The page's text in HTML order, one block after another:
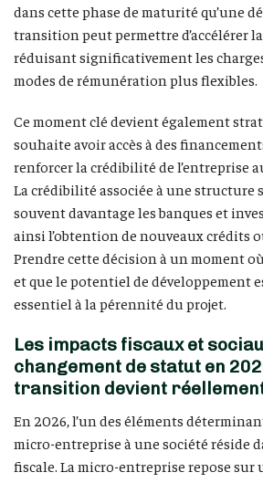
dans cette phase de maturité qu’une
transition peut permettre d’accélérer
réduisant significativement les
modes de rémunération plus flexibles.
Ce moment clé devient également
souhaite avoir accès à des
renforcer la crédibilité de l’entreprise
La crédibilité associée à une structure
souvent davantage les banques et
ainsi l’obtention de nouveaux crédits
Prendre cette décision à un moment
et que le potentiel de développement
essentiel à la pérennité du projet.
Les impacts fiscaux et
changement de statut en
transition devient
En 2026, l’un des éléments
micro-entreprise à une société réside
fiscale. La micro-entreprise repose sur